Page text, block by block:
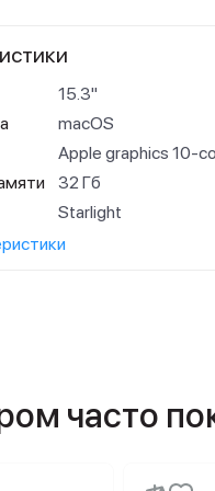
15.3"
macOS
Apple graphics 10-
32 Гб
Starlight
часто